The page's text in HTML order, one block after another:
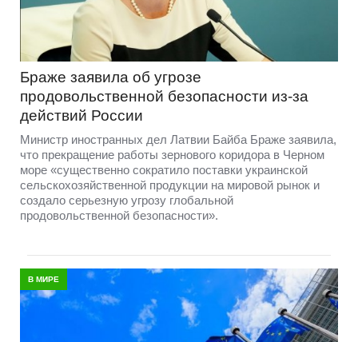
Браже заявила об угрозе
продовольственной безопасности из-за
действий России
Министр иностранных дел Латвии Байба Браже заявила,
что прекращение работы зернового коридора в Черном
море «существенно сократило поставки украинской
сельскохозяйственной продукции на мировой рынок и
создало серьезную угрозу глобальной
продовольственной безопасности».
В МИРЕ